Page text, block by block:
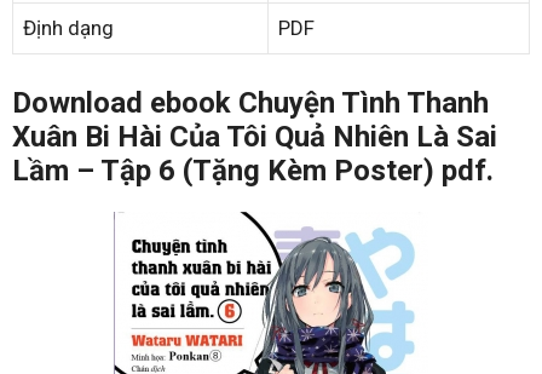
Định dạng PDF
Download ebook Chuyện Tình Thanh
Xuân Bi Hài Của Tôi Quả Nhiên Là Sai
Lầm – Tập 6 (Tặng Kèm Poster) pdf.